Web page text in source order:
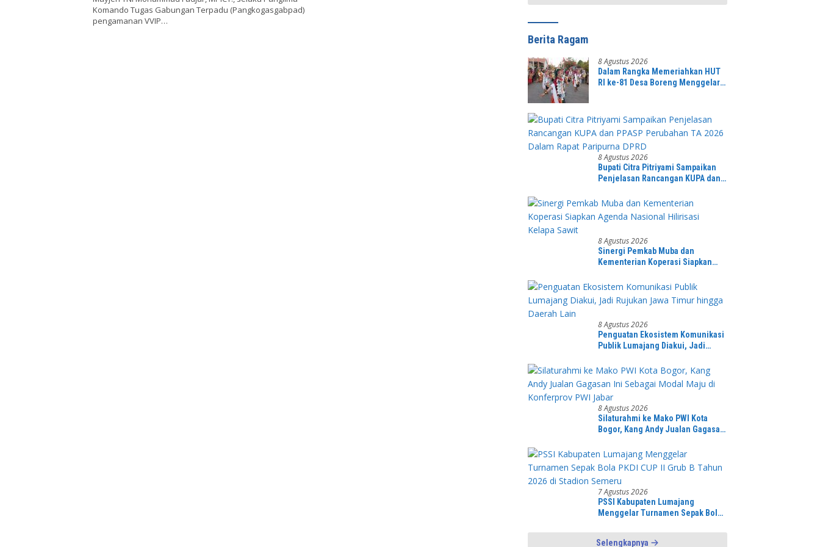
Komando Tugas Gabungan Terpadu (Pangkogasgabpad)
pengamanan VVIP…
Berita Ragam
8 Agustus 2026
Dalam Rangka Memeriahkan HUT
RI ke-81 Desa Boreng Menggelar
8 Agustus 2026
Bupati Citra Pitriyami Sampaikan
Penjelasan Rancangan KUPA dan
Rapat Paripurna DPRD
8 Agustus 2026
Sinergi Pemkab Muba dan
Kementerian Koperasi Siapkan
Sawit
8 Agustus 2026
Penguatan Ekosistem Komunikasi
Publik Lumajang Diakui, Jadi
Daerah Lain
8 Agustus 2026
Silaturahmi ke Mako PWI Kota
Bogor, Kang Andy Jualan Gagasan
Konferprov PWI Jabar
7 Agustus 2026
PSSI Kabupaten Lumajang
Menggelar Turnamen Sepak Bola
Stadion Semeru
Selengkapnya